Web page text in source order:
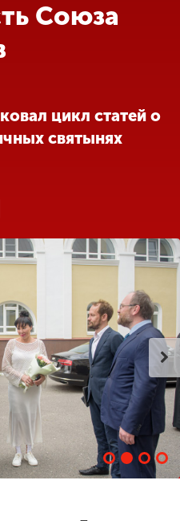
Союза
цикл статей о
святынях